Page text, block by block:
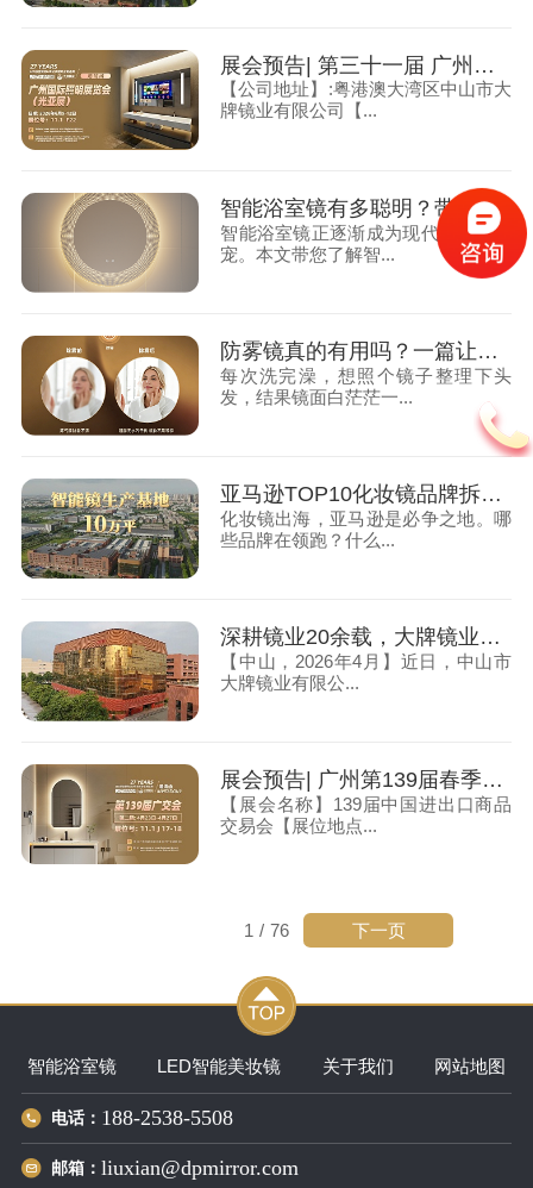
展会预告| 第三十一届 广州国际照明展览会（光亚展）大牌镜业诚邀您莅临
【公司地址】:粤港澳大湾区中山市大
牌镜业有限公司【...
智能浴室镜有多聪明？带你揭秘镜业黑科技
智能浴室镜正逐渐成为现代家庭的新
宠。本文带您了解智...
防雾镜真的有用吗？一篇让你彻底搞懂的科普文！
每次洗完澡，想照个镜子整理下头
发，结果镜面白茫茫一...
亚马逊TOP10化妆镜品牌拆解：价格、功能、销量全解析
化妆镜出海，亚马逊是必争之地。哪
些品牌在领跑？什么...
深耕镜业20余载，大牌镜业获330+专利，服务全球70+国家客户
【中山，2026年4月】近日，中山市
大牌镜业有限公...
展会预告| 广州第139届春季广交会，大牌镜业诚邀您莅临
【展会名称】139届中国进出口商品
交易会【展位地点...
1 / 76 下一页
智能浴室镜 LED智能美妆镜 关于我们 网站地图
电话： 188-2538-5508
邮箱： liuxian@dpmirror.com